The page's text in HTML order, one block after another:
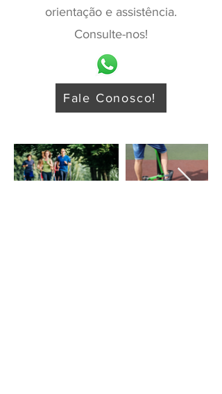
orientação e assistência.
Consulte-nos!
Fale Conosco!